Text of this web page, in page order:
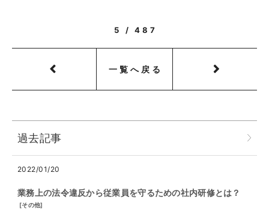
5 / 487
一覧へ戻る
過去記事
2022/01/20
業務上の法令違反から従業員を守るための社内研修とは？
[その他]